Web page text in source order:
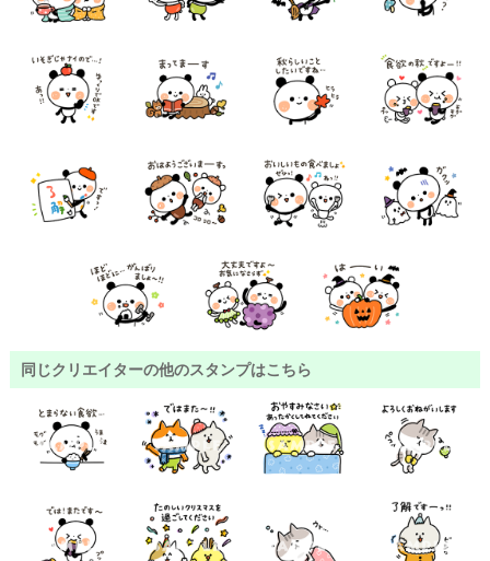
同じクリエイターの他のスタンプはこちら